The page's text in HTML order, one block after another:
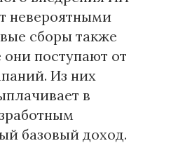
невероятными
сборы также
они поступают от
Из них
в
базовый доход.